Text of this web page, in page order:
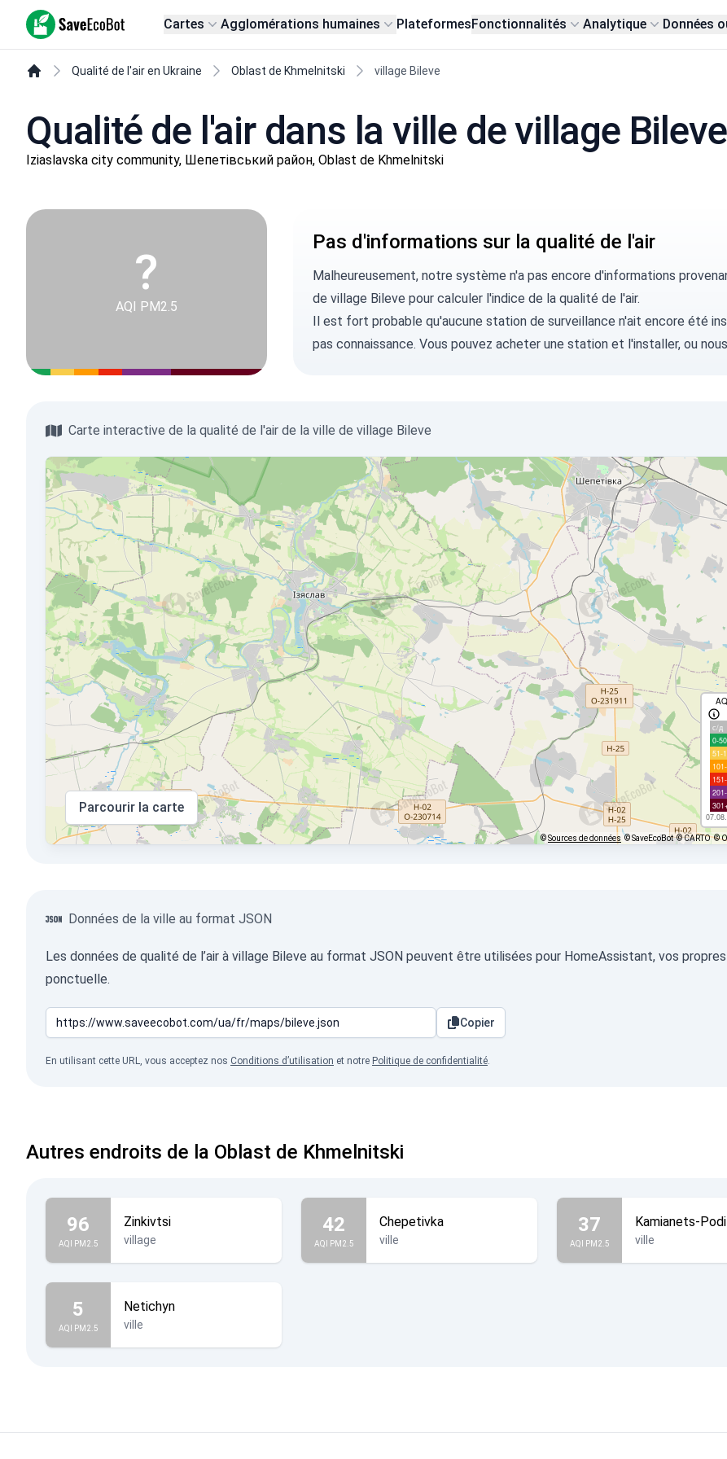
SaveEcoBot Cartes Agglomérations humaines PlateformesFonctionnalités Analytique Données
Qualité de l'air en Ukraine Oblast de Khmelnitski village Bileve
Qualité de l'air dans la ville de village Bileve
Iziaslavska city community, Шепетівський район, Oblast de Khmelnitski
?
AQI PM2.5
Pas d'informations sur la qualité de l'air
Malheureusement, notre système n'a pas encore d'informations
de village Bileve pour calculer l'indice de la qualité de l'air.
Il est fort probable qu'aucune station de surveillance n'ait encore été
pas connaissance. Vous pouvez acheter une stationet l'installer, ou
Carte interactive de la qualité de l'air de la ville de village Bileve
с/д
0-50
51-
Parcourir la carte
©Sources de données © SaveEcoBot © CARTO ©
Données de la ville au format JSON
Les données de qualité de l’air à village Bileve au format JSON peuvent être utilisées pour HomeAssistant, vos
ponctuelle.
Copier
En utilisant cette URL, vous acceptez nos Conditions d’utilisation et notre Politique de confidentialité.
Autres endroits de la Oblast de Khmelnitski
96
AQI PM2.5
Zinkivtsi
village
42
AQI PM2.5
Chepetivka
ville
37
AQI PM2.5
Kamianets-
ville
5
AQI PM2.5
Netichyn
ville